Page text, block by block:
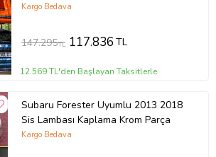
Kargo Bedava
147.295TL 117.836TL
12.569 TL'den Başlayan Taksitlerle
Subaru Forester Uyumlu 2013 2018
Sis Lambası Kaplama Krom Parça
Kargo Bedava